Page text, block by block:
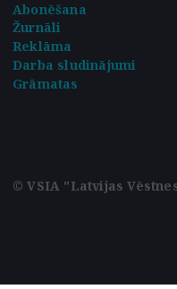
Abonēšana
Žurnāli
Reklāma
Darba sludinājumi
Grāmatas
© VSIA "Latvijas